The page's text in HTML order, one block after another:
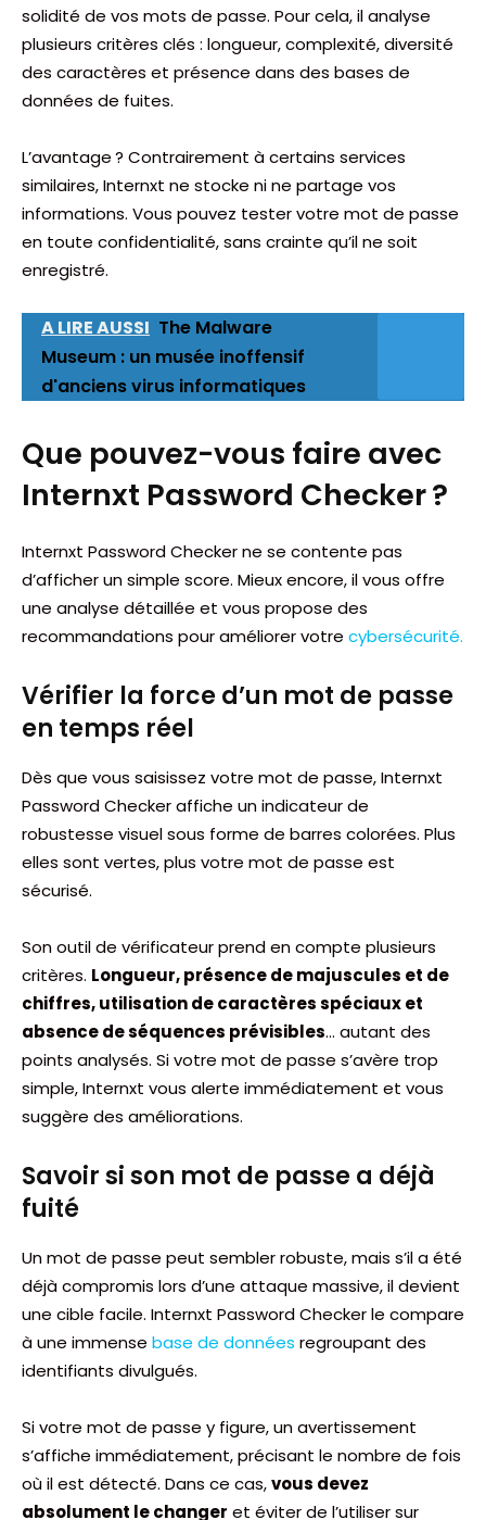
solidité de vos mots de passe. Pour cela, il analyse
plusieurs critères clés : longueur, complexité, diversité
des caractères et présence dans des bases de
données de fuites.
L’avantage ? Contrairement à certains services
similaires, Internxt ne stocke ni ne partage vos
informations. Vous pouvez tester votre mot de passe
en toute confidentialité, sans crainte qu’il ne soit
enregistré.
A LIRE AUSSI The Malware
Museum : un musée inoffensif
d'anciens virus informatiques
Que pouvez-vous faire avec
Internxt Password Checker ?
Internxt Password Checker ne se contente pas
d’afficher un simple score. Mieux encore, il vous offre
une analyse détaillée et vous propose des
recommandations pour améliorer votre cybersécurité.
Vérifier la force d’un mot de passe
en temps réel
Dès que vous saisissez votre mot de passe, Internxt
Password Checker affiche un indicateur de
robustesse visuel sous forme de barres colorées. Plus
elles sont vertes, plus votre mot de passe est
sécurisé.
Son outil de vérificateur prend en compte plusieurs
critères. Longueur, présence de majuscules et de
chiffres, utilisation de caractères spéciaux et
absence de séquences prévisibles… autant des
points analysés. Si votre mot de passe s’avère trop
simple, Internxt vous alerte immédiatement et vous
suggère des améliorations.
Savoir si son mot de passe a déjà
fuité
Un mot de passe peut sembler robuste, mais s’il a été
déjà compromis lors d’une attaque massive, il devient
une cible facile. Internxt Password Checker le compare
à une immense base de données regroupant des
identifiants divulgués.
Si votre mot de passe y figure, un avertissement
s’affiche immédiatement, précisant le nombre de fois
où il est détecté. Dans ce cas,vous devez
absolument le changer et éviter de l’utiliser sur